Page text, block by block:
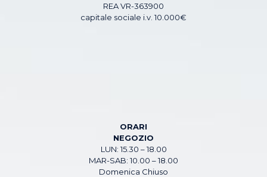
REA VR-363900
capitale sociale i.v. 10.000€
ORARI
NEGOZIO
LUN: 15.30 – 18.00
MAR-SAB: 10.00 – 18.00
Domenica Chiuso